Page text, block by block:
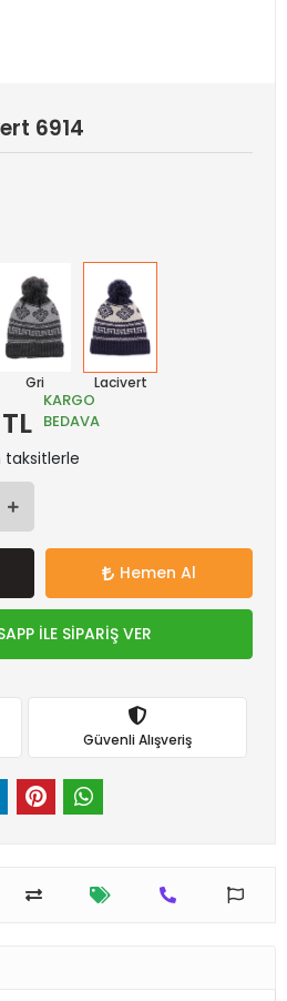
6914
Gri Lacivert
KARGO
BEDAVA
taksitlerle
Hemen Al
İLE SİPARİŞ VER
Güvenli Alışveriş